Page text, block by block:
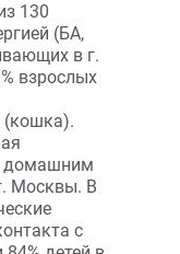
130
(БА,
в г.
взрослых
(кошка).
домашним
Москвы. В
с